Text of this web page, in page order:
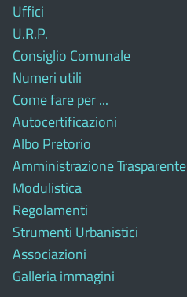
Uffici
U.R.P.
Consiglio Comunale
Numeri utili
Come fare per ...
Autocertificazioni
Albo Pretorio
Amministrazione Trasparente
Modulistica
Regolamenti
Strumenti Urbanistici
Associazioni
Galleria immagini